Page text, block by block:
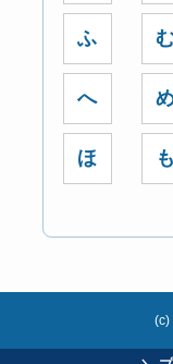
ふ
へ
ほ も
(c)